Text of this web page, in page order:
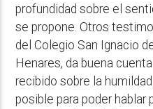
profundidad sobre el
se propone. Otros
del Colegio San Ignacio
Henares, da buena
recibido sobre la
posible para poder hablar